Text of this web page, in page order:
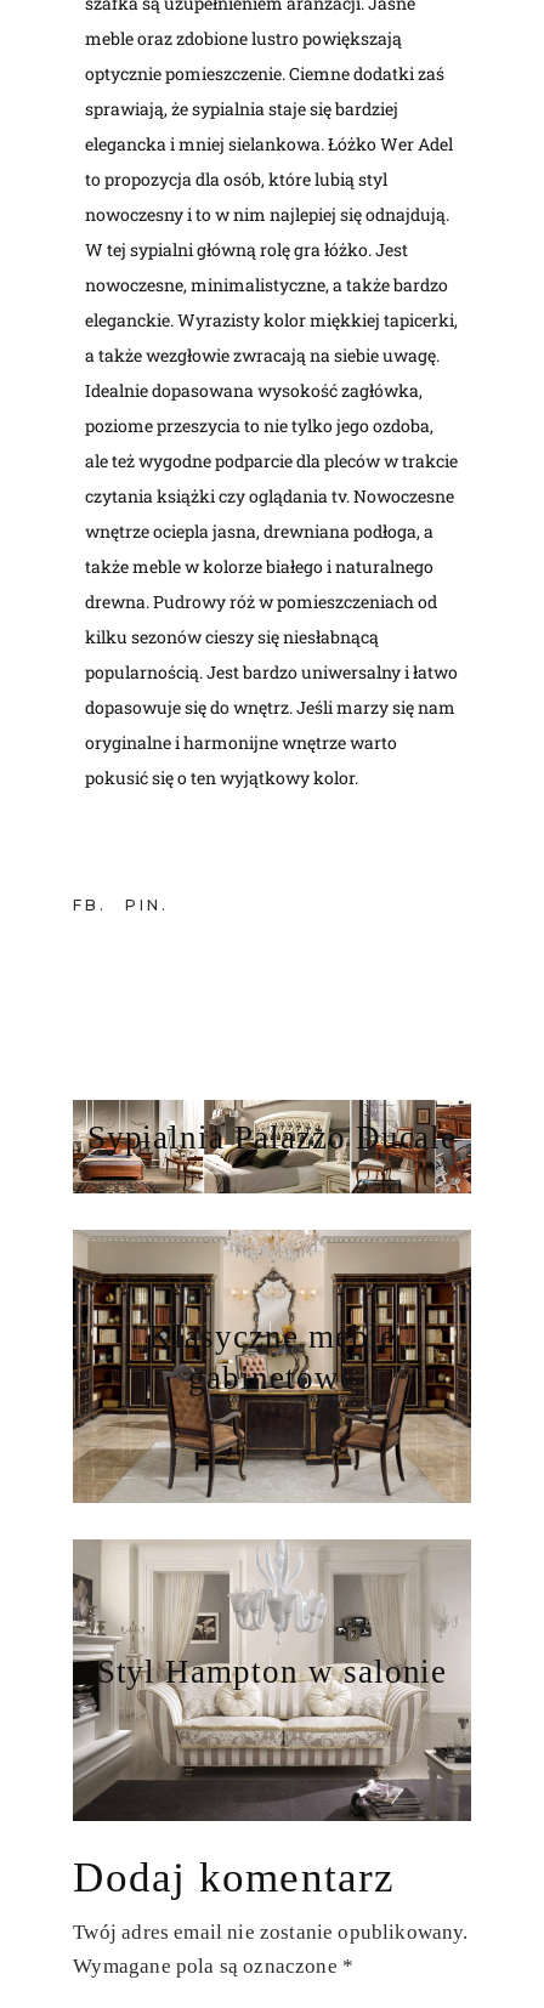
meble oraz zdobione lustro powiększają
optycznie pomieszczenie. Ciemne dodatki zaś
sprawiają, że sypialnia staje się bardziej
elegancka i mniej sielankowa. Łóżko Wer Adel
to propozycja dla osób, które lubią styl
nowoczesny i to w nim najlepiej się odnajdują.
W tej sypialni główną rolę gra łóżko. Jest
nowoczesne, minimalistyczne, a także bardzo
eleganckie. Wyrazisty kolor miękkiej tapicerki,
a także wezgłowie zwracają na siebie uwagę.
Idealnie dopasowana wysokość zagłówka,
poziome przeszycia to nie tylko jego ozdoba,
ale też wygodne podparcie dla pleców w trakcie
czytania książki czy oglądania tv. Nowoczesne
wnętrze ociepla jasna, drewniana podłoga, a
także meble w kolorze białego i naturalnego
drewna. Pudrowy róż w pomieszczeniach od
kilku sezonów cieszy się niesłabnącą
popularnością. Jest bardzo uniwersalny i łatwo
dopasowuje się do wnętrz. Jeśli marzy się nam
oryginalne i harmonijne wnętrze warto
pokusić się o ten wyjątkowy kolor.
FB PIN
Sypialnia Palazzo Ducale
Klasyczne meble
gabinetowe
Styl Hampton w salonie
Dodaj komentarz
Twój adres email nie zostanie opublikowany.
Wymagane pola są oznaczone *